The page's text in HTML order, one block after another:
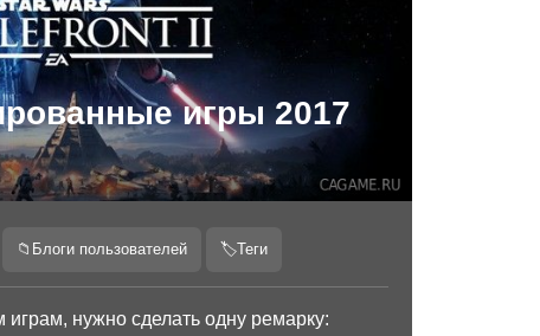
игры 2017
📁 Блоги пользователей 🏷Теги
нужно сделать одну ремарку: